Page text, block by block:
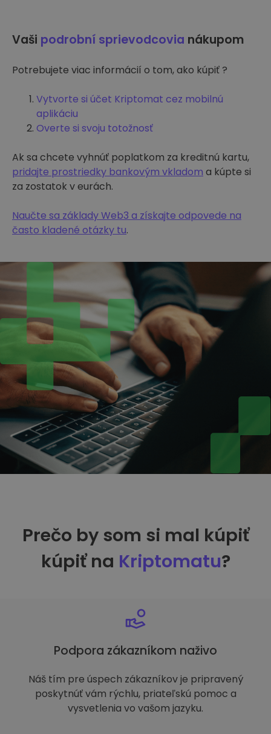
Vaši podrobní sprievodcovia nákupom
Potrebujete viac informácií o tom, ako kúpiť ?
Vytvorte si účet Kriptomat cez mobilnú
aplikáciu
Overte si svoju totožnosť
Ak sa chcete vyhnúť poplatkom za kreditnú kartu,
pridajte prostriedky bankovým vkladom a kúpte si
za zostatok v eurách.
Naučte sa základy Web3 a získajte odpovede na
často kladené otázky tu.
Prečo by som si mal kúpiť
kúpiť na Kriptomatu?
Podpora zákazníkom naživo
Náš tím pre úspech zákazníkov je pripravený
poskytnúť vám rýchlu, priateľskú pomoc a
vysvetlenia vo vašom jazyku.